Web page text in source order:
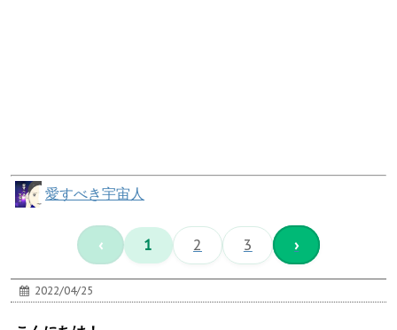
愛すべき宇宙人
‹ 1 2 3 ›
2022/04/25